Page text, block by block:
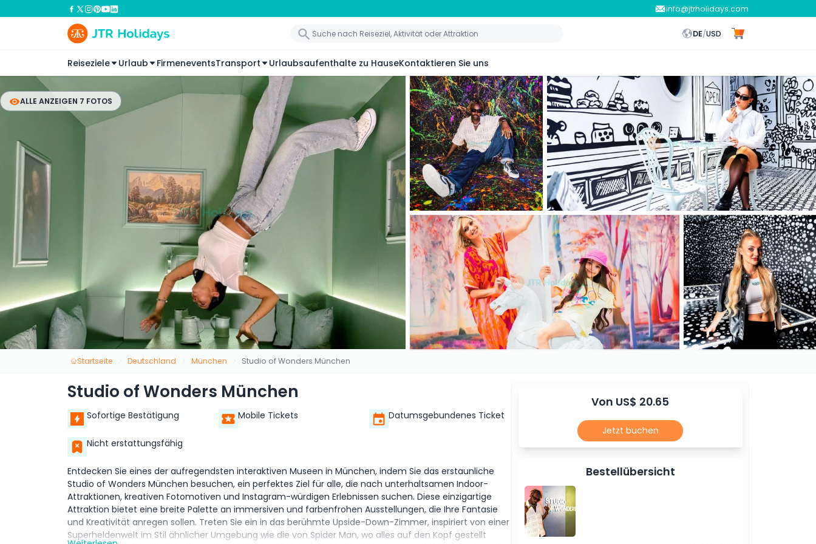
info@jtrholidays.com
DE/USD
Reiseziele Urlaub FirmeneventsTransport Urlaubsaufenthalte zu HauseKontaktieren Sie uns
ALLE ANZEIGEN 7 FOTOS
Startseite Deutschland München Studio of Wonders München
Studio of Wonders München
Sofortige Bestätigung Mobile Tickets Datumsgebundenes Ticket
Nicht erstattungsfähig
Entdecken Sie eines der aufregendsten interaktiven Museen in München, indem Sie das erstaunliche
Studio of Wonders München besuchen, ein perfektes Ziel für alle, die nach unterhaltsamen Indoor-
Attraktionen, kreativen Fotomotiven und Instagram-würdigen Erlebnissen suchen. Diese einzigartige
Attraktion bietet eine breite Palette an immersiven und farbenfrohen Ausstellungen, die Ihre Fantasie
und Kreativität anregen sollen. Treten Sie ein in das berühmte Upside-Down-Zimmer, inspiriert von einer
Superheldenwelt im Stil ähnlicher Umgebung wie die von Spider Man, wo alles auf den Kopf gestellt
Von US$ 20.65
Jetzt buchen
Bestellübersicht